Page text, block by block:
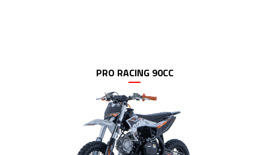
PRO RACING 90CC